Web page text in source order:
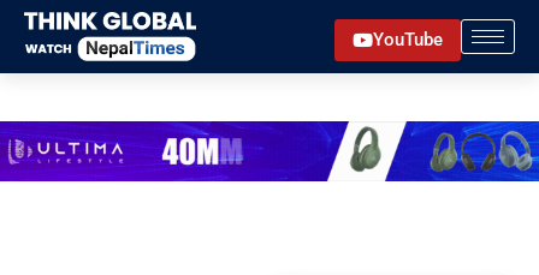
Skip
content
YouTube